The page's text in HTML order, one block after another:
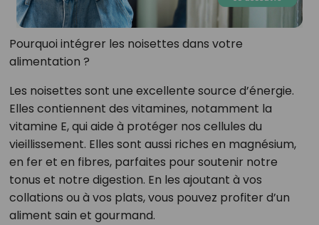
Pourquoi intégrer les noisettes dans votre
alimentation ?
Les noisettes sont une excellente source d’énergie.
Elles contiennent des vitamines, notamment la
vitamine E, qui aide à protéger nos cellules du
vieillissement. Elles sont aussi riches en magnésium,
en fer et en fibres, parfaites pour soutenir notre
tonus et notre digestion. En les ajoutant à vos
collations ou à vos plats, vous pouvez profiter d’un
aliment sain et gourmand.